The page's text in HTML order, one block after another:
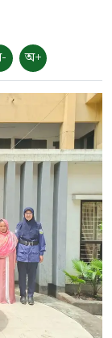
অ+